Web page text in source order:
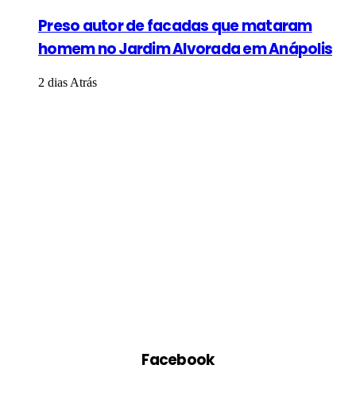
Preso autor de facadas que mataram
homem no Jardim Alvorada em Anápolis
2 dias Atrás
Facebook